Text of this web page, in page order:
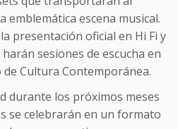
emblemática escena musical.
presentación oficial en Hi Fi y
sesiones de escucha en
Cultura Contemporánea.
durante los próximos meses
se celebrarán en un formato